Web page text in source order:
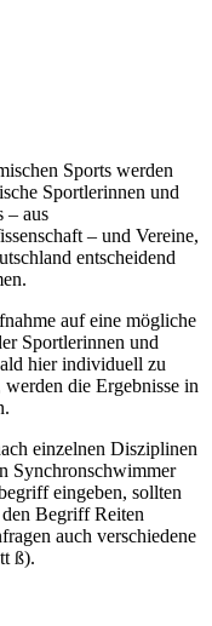
Sports werden
Sportlerinnen und
– aus
– und Vereine,
entscheidend
auf eine mögliche
Sportlerinnen und
hier individuell zu
die Ergebnisse in
einzelnen Disziplinen
Synchronschwimmer
eingeben, sollten
den Begriff Reiten
auch verschiedene
ß).